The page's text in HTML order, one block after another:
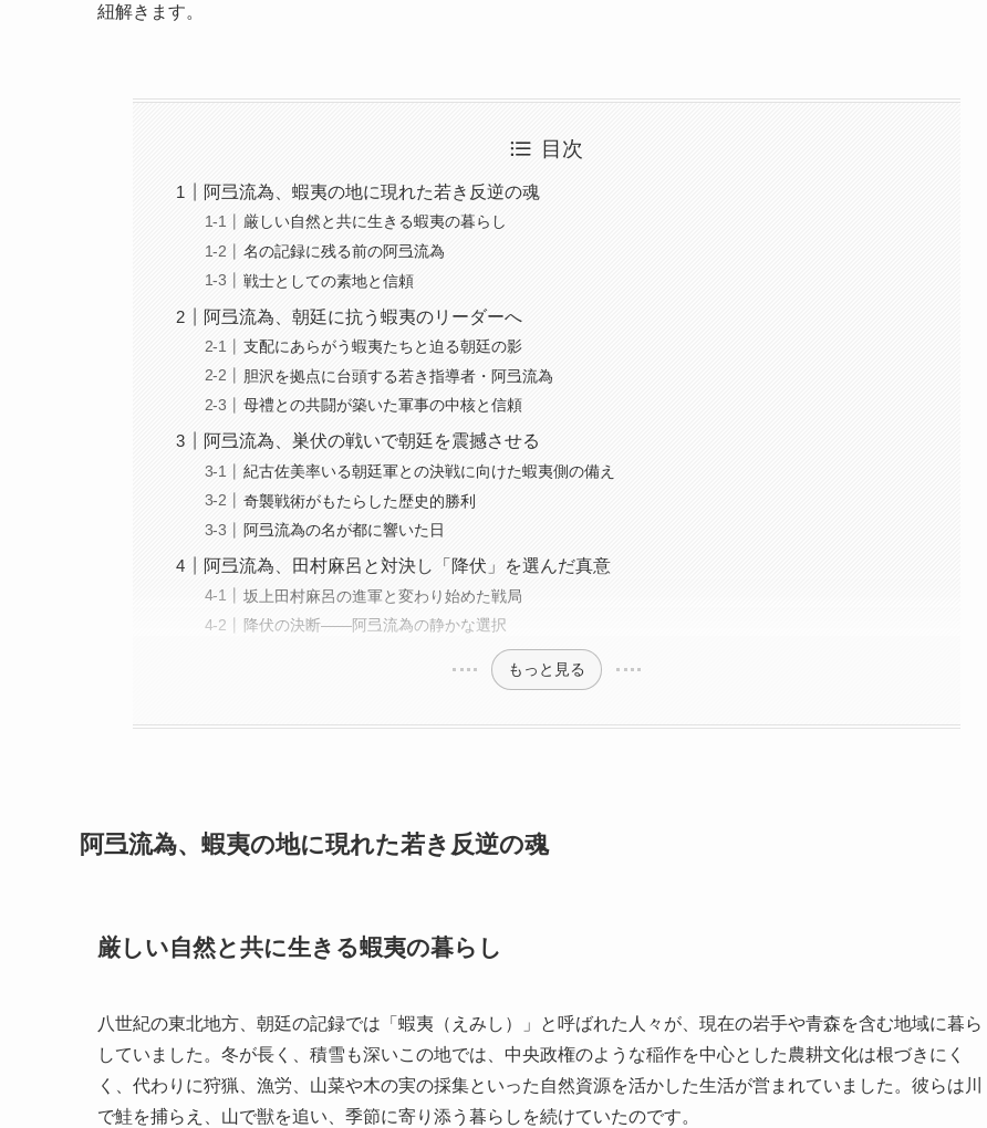
紐解きます。
目次
阿弖流為、蝦夷の地に現れた若き反逆の魂
厳しい自然と共に生きる蝦夷の暮らし
名の記録に残る前の阿弖流為
戦士としての素地と信頼
阿弖流為、朝廷に抗う蝦夷のリーダーへ
支配にあらがう蝦夷たちと迫る朝廷の影
胆沢を拠点に台頭する若き指導者・阿弖流為
母禮との共闘が築いた軍事の中核と信頼
阿弖流為、巣伏の戦いで朝廷を震撼させる
紀古佐美率いる朝廷軍との決戦に向けた蝦夷側の備え
奇襲戦術がもたらした歴史的勝利
阿弖流為の名が都に響いた日
阿弖流為、田村麻呂と対決し「降伏」を選んだ真意
坂上田村麻呂の進軍と変わり始めた戦局
降伏の決断――阿弖流為の静かな選択
もっと見る
阿弖流為、蝦夷の地に現れた若き反逆の魂
厳しい自然と共に生きる蝦夷の暮らし
八世紀の東北地方、朝廷の記録では「蝦夷（えみし）」と呼ばれた人々が、現在の岩手や青森を含む地域に暮ら
していました。冬が長く、積雪も深いこの地では、中央政権のような稲作を中心とした農耕文化は根づきにく
く、代わりに狩猟、漁労、山菜や木の実の採集といった自然資源を活かした生活が営まれていました。彼らは川
で鮭を捕らえ、山で獣を追い、季節に寄り添う暮らしを続けていたのです。